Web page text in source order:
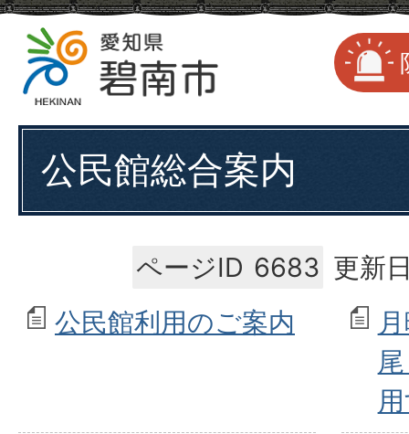
公民館総合案内
ページID 6683 更新
公民館利用のご案内